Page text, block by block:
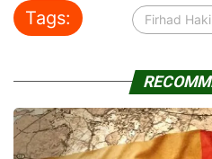
Tags: Firhad